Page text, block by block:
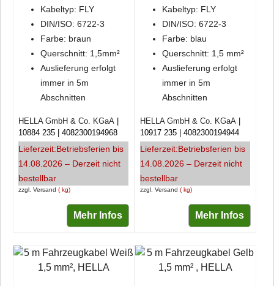
Kabeltyp: FLY
DIN/ISO: 6722-3
Farbe: braun
Querschnitt: 1,5mm²
Auslieferung erfolgt
immer in 5m
Abschnitten
zzgl. Versand kg
HELLA GmbH & Co. KGaA
10884 235
4082300194968
Lieferzeit:Betriebsferien bis
14.08.2026 – Derzeit nicht
bestellbar
Mehr Infos
Kabeltyp: FLY
DIN/ISO: 6722-3
Farbe: blau
Querschnitt: 1,5 mm²
Auslieferung erfolgt
immer in 5m
Abschnitten
zzgl. Versand kg
HELLA GmbH & Co. KGaA
10917 235
4082300194944
Lieferzeit:Betriebsferien bis
14.08.2026 – Derzeit nicht
bestellbar
Mehr Infos